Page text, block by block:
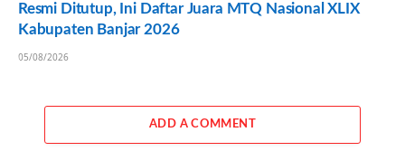
Resmi Ditutup, Ini Daftar Juara MTQ Nasional XLIX
Kabupaten Banjar 2026
05/08/2026
ADD A COMMENT